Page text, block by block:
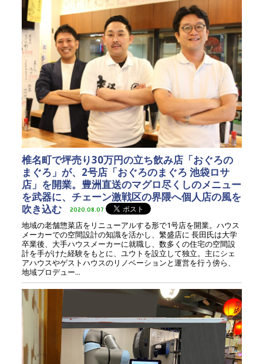
椎名町で坪売り30万円の立ち飲み店「おぐろの
まぐろ」が、2号店「おぐろのまぐろ 池袋ロサ
店」を開業。豊洲直送のマグロ尽くしのメニュー
を武器に、チェーン激戦区の界隈へ個人店の風を
吹き込む
2020.08.07
地域の老舗惣菜店をリニューアルする形で1号店を開業。ハウス
メーカーでの空間設計の知識を活かし、繁盛店に 長田氏は大学
卒業後、大手ハウスメーカーに就職し、数多くの住宅の空間設
計を手がけた経験をもとに、ユウトを設立して独立。主にシェ
アハウスやゲストハウスのリノベーションと運営を行う傍ら、
地域プロデュー...